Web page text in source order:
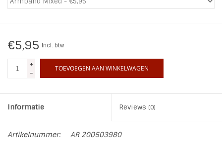
Blog
€5,95 Incl. btw
+
-
TOEVOEGEN AAN WINKELWAGEN
Informatie Reviews (0)
Artikelnummer:
AR 200503980